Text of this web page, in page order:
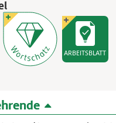
ARBEITSBLATT